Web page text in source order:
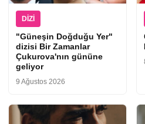
DIZI
"Güneşin Doğduğu Yer"
dizisi Bir Zamanlar
Çukurova'nın gününe
geliyor
9 Ağustos 2026